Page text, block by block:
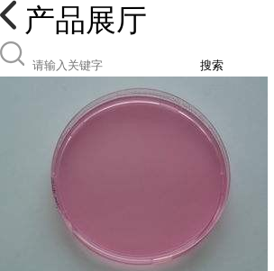
产品展厅
搜索